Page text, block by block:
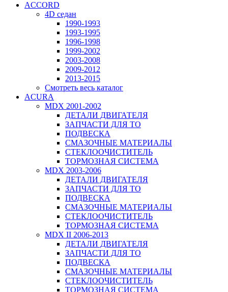
ACCORD
4D седан
1990-1993
1993-1995
1996-1998
1999-2002
2003-2008
2009-2012
2013-2015
Смотреть весь каталог
ACURA
MDX 2001-2002
ДЕТАЛИ ДВИГАТЕЛЯ
ЗАПЧАСТИ ДЛЯ ТО
ПОДВЕСКА
СМАЗОЧНЫЕ МАТЕРИАЛЫ
СТЕКЛООЧИСТИТЕЛЬ
ТОРМОЗНАЯ СИСТЕМА
MDX 2003-2006
ДЕТАЛИ ДВИГАТЕЛЯ
ЗАПЧАСТИ ДЛЯ ТО
ПОДВЕСКА
СМАЗОЧНЫЕ МАТЕРИАЛЫ
СТЕКЛООЧИСТИТЕЛЬ
ТОРМОЗНАЯ СИСТЕМА
MDX II 2006-2013
ДЕТАЛИ ДВИГАТЕЛЯ
ЗАПЧАСТИ ДЛЯ ТО
ПОДВЕСКА
СМАЗОЧНЫЕ МАТЕРИАЛЫ
СТЕКЛООЧИСТИТЕЛЬ
ТОРМОЗНАЯ СИСТЕМА